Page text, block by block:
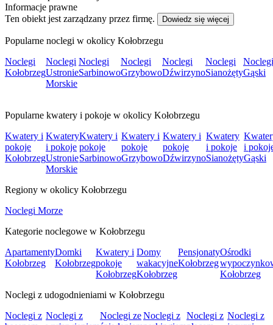
Informacje prawne
Ten obiekt jest zarządzany przez firmę.
Dowiedz się więcej
Popularne noclegi w okolicy Kołobrzegu
Noclegi
Kołobrzeg
Noclegi
Ustronie
Morskie
Noclegi
Sarbinowo
Noclegi
Grzybowo
Noclegi
Dźwirzyno
Noclegi
Sianożęty
Noclegi
Gąski
Popularne kwatery i pokoje w okolicy Kołobrzegu
Kwatery i
pokoje
Kołobrzeg
Kwatery
i pokoje
Ustronie
Morskie
Kwatery i
pokoje
Sarbinowo
Kwatery i
pokoje
Grzybowo
Kwatery i
pokoje
Dźwirzyno
Kwatery
i pokoje
Sianożęty
i
Gąski
Regiony w okolicy Kołobrzegu
Noclegi Morze
Kategorie noclegowe w Kołobrzegu
Apartamenty
Kołobrzeg
Domki
Kołobrzeg
Kwatery i
pokoje
Kołobrzeg
Domy
wakacyjne
Kołobrzeg
Pensjonaty
Kołobrzeg
Ośrodki
Kołobrzeg
Noclegi z udogodnieniami w Kołobrzegu
Noclegi z Noclegi z
Noclegi zeNoclegi z Noclegi z Noclegi z